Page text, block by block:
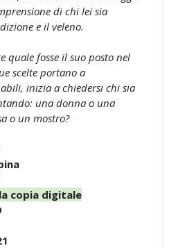
di chi lei sia
e il veleno.
quale fosse il suo posto nel
scelte portano a
inizia a chiedersi chi sia
una donna o una
o un mostro?
copia digitale